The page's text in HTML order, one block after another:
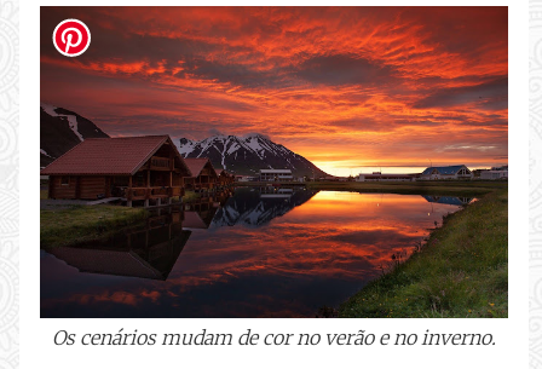
Os cenários mudam de cor no verão e no inverno.